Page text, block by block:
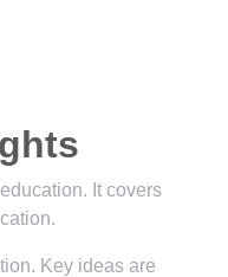
It covers
Key ideas are